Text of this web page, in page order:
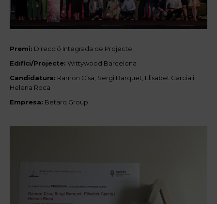
Premi: Direcció Integrada de Projecte
Edifici/Projecte: Wittywood Barcelona
Candidatura: Ramon Cisa, Sergi Barquet, Elisabet Garcia i
Helena Roca
Empresa: Betarq Group